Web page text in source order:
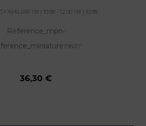
1.8I | 10.98 - 12.00 1.8I | 10.98...
Reference_mpn-
796017
36,30 €